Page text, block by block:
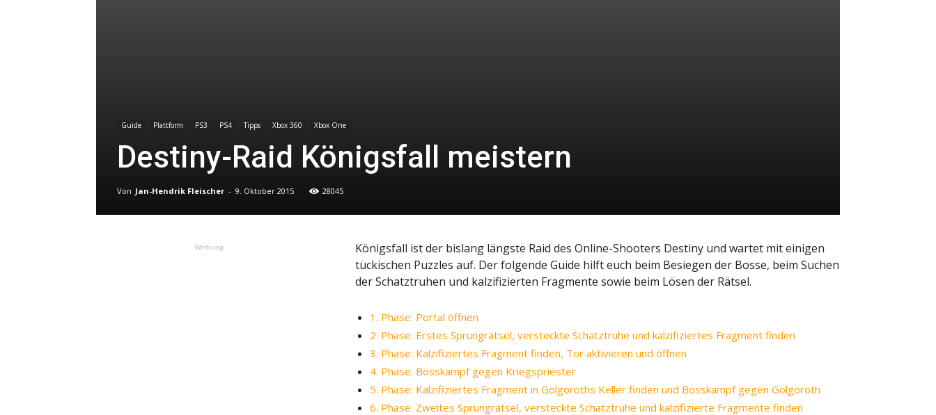
Guide Plattform PS3 PS4 Tipps Xbox 360 Xbox One
Destiny-Raid Königsfall meistern
Von Jan-Hendrik Fleischer - 9. Oktober 2015 28045
Königsfall ist der bislang längste Raid des Online-Shooters Destiny und wartet mit einigen
tückischen Puzzles auf. Der folgende Guide hilft euch beim Besiegen der Bosse, beim Suchen
der Schatztruhen und kalzifizierten Fragmente sowie beim Lösen der Rätsel.
1. Phase: Portal öffnen
2. Phase: Erstes Sprungrätsel, versteckte Schatztruhe und kalzifiziertes Fragment finden
3. Phase: Kalzifiziertes Fragment finden, Tor aktivieren und öffnen
4. Phase: Bosskampf gegen Kriegspriester
5. Phase: Kalzifiziertes Fragment in Golgoroths Keller finden und Bosskampf gegen Golgoroth
6. Phase: Zweites Sprungrätsel, versteckte Schatztruhe und kalzifizierte Fragmente finden
Werbung